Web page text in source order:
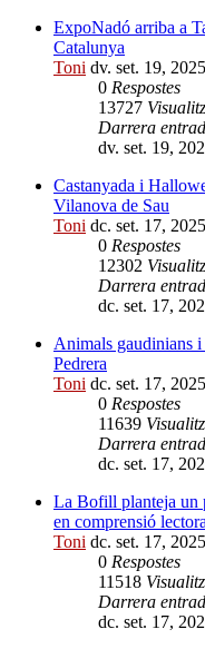
ExpoNadó arriba a
Catalunya
Toni dv. set. 19,
0 Respostes
13727
Darrera
dv. set. 19,
Castanyada i
Vilanova de Sau
Toni dc. set. 17,
0 Respostes
12302
Darrera
dc. set. 17,
Animals gaudinians
Pedrera
Toni dc. set. 17,
0 Respostes
11639
Darrera
dc. set. 17,
La Bofill planteja un
en comprensió
Toni dc. set. 17,
0 Respostes
11518
Darrera
dc. set. 17,